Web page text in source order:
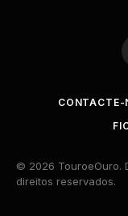
CONTACTE-
© 2026 TouroeOuro.
direitos reservados.